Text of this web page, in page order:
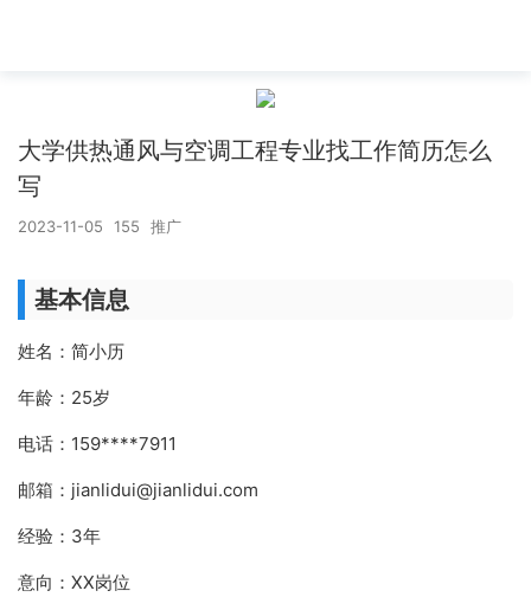
大学供热通风与空调工程专业找工作简历怎么
写
2023-11-05 155 推广
基本信息
姓名：简小历
年龄：25岁
电话：159****7911
邮箱：jianlidui@jianlidui.com
经验：3年
意向：XX岗位